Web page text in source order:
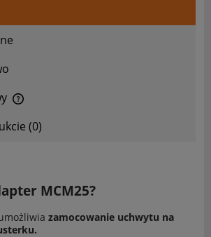
(0)
MCM25?
zamocowanie uchwytu na